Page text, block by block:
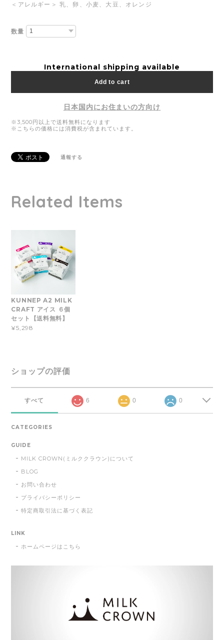
＜アレルギー＞ 乳、卵、小麦、大豆、オレンジ
数量
International shipping available
Add to cart
日本国内にお住まいの方向け
通報する
Related Items
KUNNEP A2 MILK
CRAFT アイス ６個
セット【送料無料】
¥5,298
ショップの評価
すべて 6 0 0
CATEGORIES
GUIDE
MILK CROWN(ミルククラウン)について
BLOG
お問い合わせ
プライバシーポリシー
特定商取引法に基づく表記
LINK
ホームページはこちら